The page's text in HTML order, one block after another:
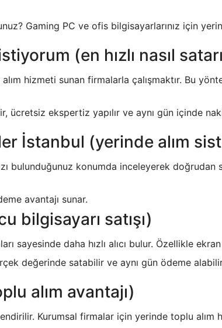
Gaming PC ve ofis bilgisayarlarınız için
(en hızlı nasıl
hizmeti sunan firmalarla çalışmaktır. Bu
ücretsiz ekspertiz yapılır ve aynı gün içinde
İstanbul (yerinde alım
bulunduğunuz konumda inceleyerek doğrudan
avantajı sunar.
bilgisayarı satışı)
sayesinde daha hızlı alıcı bulur. Özellikle
değerinde satabilir ve aynı gün ödeme
alım avantajı)
Kurumsal firmalar için yerinde toplu alım